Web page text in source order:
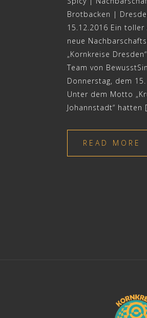
Brotbacken |
15.12.2016 Ein
neue
„Kornkreise
Team von
Donnerstag, dem
Unter dem Motto
Johannstadt“ hatten
READ MORE